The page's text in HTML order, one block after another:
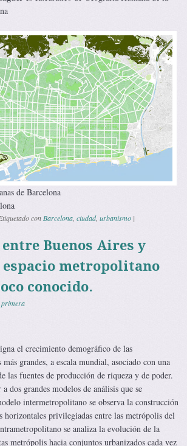
de Barcelona
con Barcelona ciudad, urbanismo |
Buenos Aires y
espacio metropolitano
conocido.
primera
el crecimiento demográfico de las
grandes, a escala mundial, asociado con una
las fuentes de producción de riqueza y de poder.
dos grandes modelos de análisis que se
intermetropolitano se observa la construcción
horizontales privilegiadas entre las metrópolis del
se analiza la evolución de la
metrópolis hacia conjuntos urbanizados cada vez